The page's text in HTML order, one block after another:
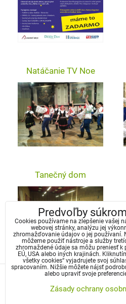
Natáčanie TV Noe
Tanečný dom
Predvoľby
Cookies používame na zlepšenie vašej
webovej stránky, analýzu jej
zhromažďovanie údajov o jej používaní.
môžeme použiť nástroje a služby
zhromaždené údaje sa môžu preniesť k
EÚ, USA alebo iných krajinách.
všetky cookies“ vyjadrujete svoj
spracovaním. Nižšie môžete nájsť
alebo upraviť svoje
Zásady ochrany